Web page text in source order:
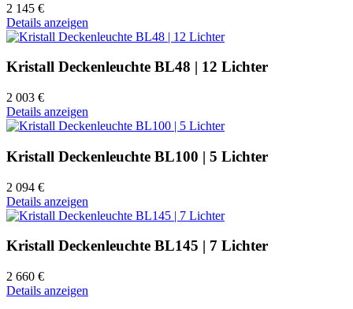
2 145 €
Details anzeigen
Kristall Deckenleuchte BL48 | 12 Lichter
2 003 €
Details anzeigen
Kristall Deckenleuchte BL100 | 5 Lichter
2 094 €
Details anzeigen
Kristall Deckenleuchte BL145 | 7 Lichter
2 660 €
Details anzeigen